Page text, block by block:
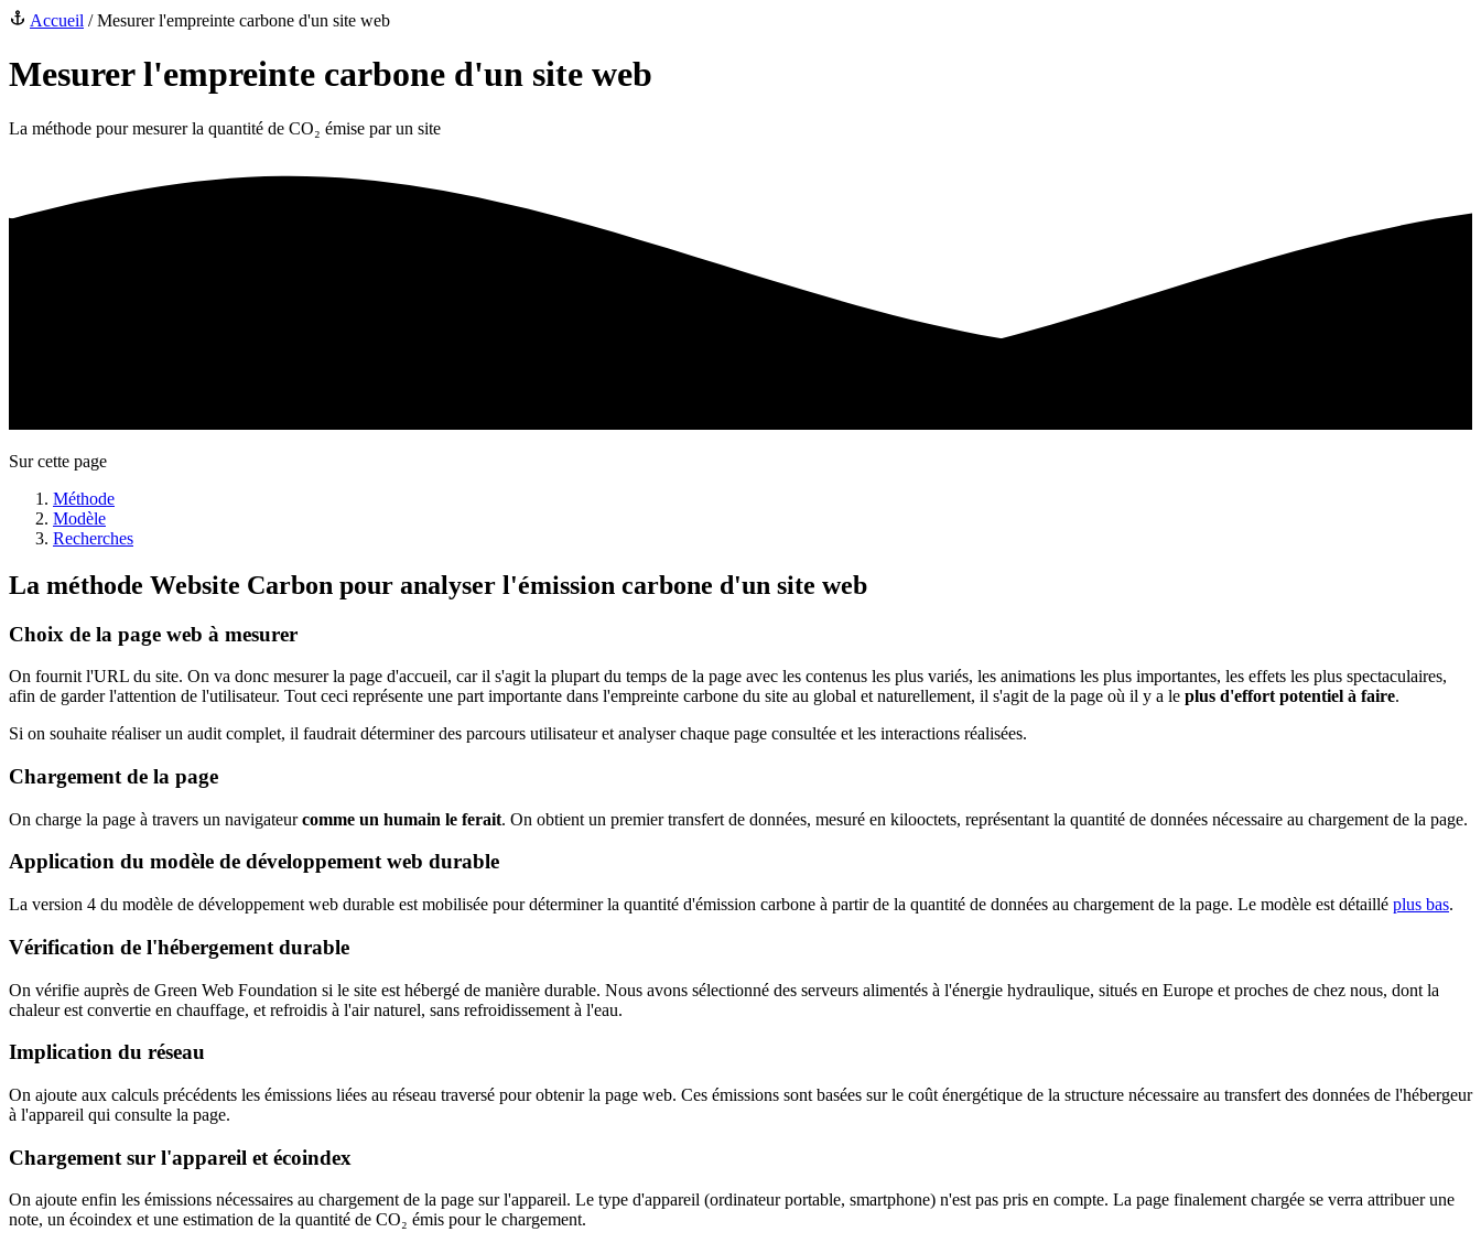
Accueil /Mesurer l'empreinte carbone d'un site web
Mesurer l'empreinte carbone d'un site web
La méthode pour mesurer la quantité de CO₂ émise par un site
Sur cette page
Méthode
Modèle
Recherches
La méthode Website Carbon pour analyser l'émission carbone d'un site web
Choix de la page web à mesurer
On fournit l'URL du site. On va donc mesurer la page d'accueil, car il s'agit la plupart du temps de la page avec les contenus les plus variés, les animations les plus importantes, les effets les plus spectaculaires,
afin de garder l'attention de l'utilisateur. Tout ceci représente une part importante dans l'empreinte carbone du site au global et naturellement, il s'agit de la page où il y a le plus d'effort potentiel à faire.
Si on souhaite réaliser un audit complet, il faudrait déterminer des parcours utilisateur et analyser chaque page consultée et les interactions réalisées.
Chargement de la page
On charge la page à travers un navigateurcomme un humain le ferait. On obtient un premier transfert de données, mesuré en kilooctets, représentant la quantité de données nécessaire au chargement de la page.
Application du modèle de développement web durable
La version 4 du modèle de développement web durable est mobilisée pour déterminer la quantité d'émission carbone à partir de la quantité de données au chargement de la page. Le modèle est détaillé plus bas.
Vérification de l'hébergement durable
On vérifie auprès de Green Web Foundation si le site est hébergé de manière durable. Nous avons sélectionné des serveurs alimentés à l'énergie hydraulique, situés en Europe et proches de chez nous, dont la
chaleur est convertie en chauffage, et refroidis à l'air naturel, sans refroidissement à l'eau.
Implication du réseau
On ajoute aux calculs précédents les émissions liées au réseau traversé pour obtenir la page web. Ces émissions sont basées sur le coût énergétique de la structure nécessaire au transfert des données de l'hébergeur
à l'appareil qui consulte la page.
Chargement sur l'appareil et écoindex
On ajoute enfin les émissions nécessaires au chargement de la page sur l'appareil. Le type d'appareil (ordinateur portable, smartphone) n'est pas pris en compte. La page finalement chargée se verra attribuer une
note, un écoindex et une estimation de la quantité de CO₂ émis pour le chargement.